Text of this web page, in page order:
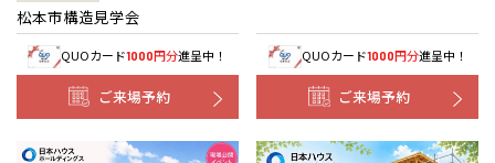
松本市構造見学会
QUOカード1000円分進呈中！
ご来場予約
QUOカード1000円分進呈中！
ご来場予約